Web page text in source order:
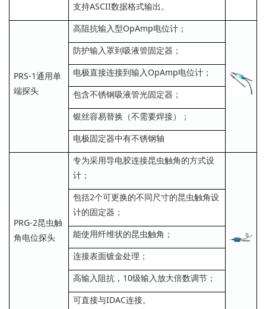
支持ASCII数据格式输出。
PRS-1通用单
端探头
高阻抗输入型OpAmp电位计；
防护输入罩到吸液管固定器；
电极直接连接到输入OpAmp电位计；
包含不锈钢吸液管光固定器；
银丝容易替换（不需要焊接）；
电极固定器中有不锈钢轴
PRG-2昆虫触
角电位探头
专为采用导电胶连接昆虫触角的方式设
计；
包括2个可更换的不同尺寸的昆虫触角设
计的固定器；
能使用纤维状的昆虫触角；
连接表面镀金处理；
高输入阻抗，10级输入放大倍数调节；
可直接与IDAC连接。